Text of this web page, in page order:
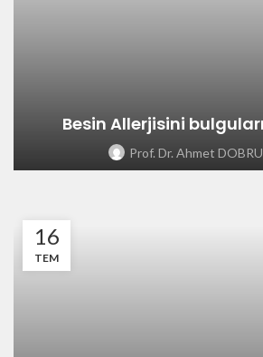
Besin Allerjisini
Prof. Dr. Ahmet
16
TEM